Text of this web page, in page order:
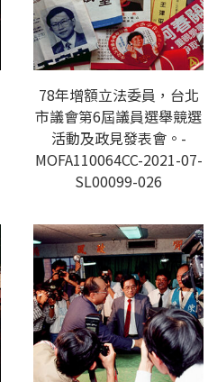
78年增額立法委員，台北
市議會第6屆議員選舉競選
活動及政見發表會。-
MOFA110064CC-2021-07-
SL00099-026